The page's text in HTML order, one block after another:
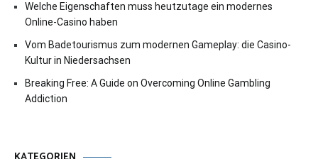
Welche Eigenschaften muss heutzutage ein modernes
Online-Casino haben
Vom Badetourismus zum modernen Gameplay: die Casino-
Kultur in Niedersachsen
Breaking Free: A Guide on Overcoming Online Gambling
Addiction